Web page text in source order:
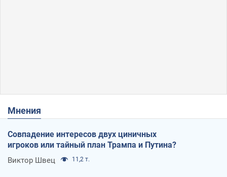
Мнения
Совпадение интересов двух циничных
игроков или тайный план Трампа и Путина?
Виктор Швец 11,2 т.